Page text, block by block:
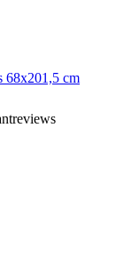
68x201,5 cm